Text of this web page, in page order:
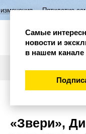
семьи в
«Звери»,
Самые
новости и
в нашем